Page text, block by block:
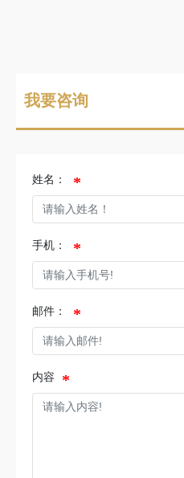
我要咨询
姓名：
手机：
邮件：
内容